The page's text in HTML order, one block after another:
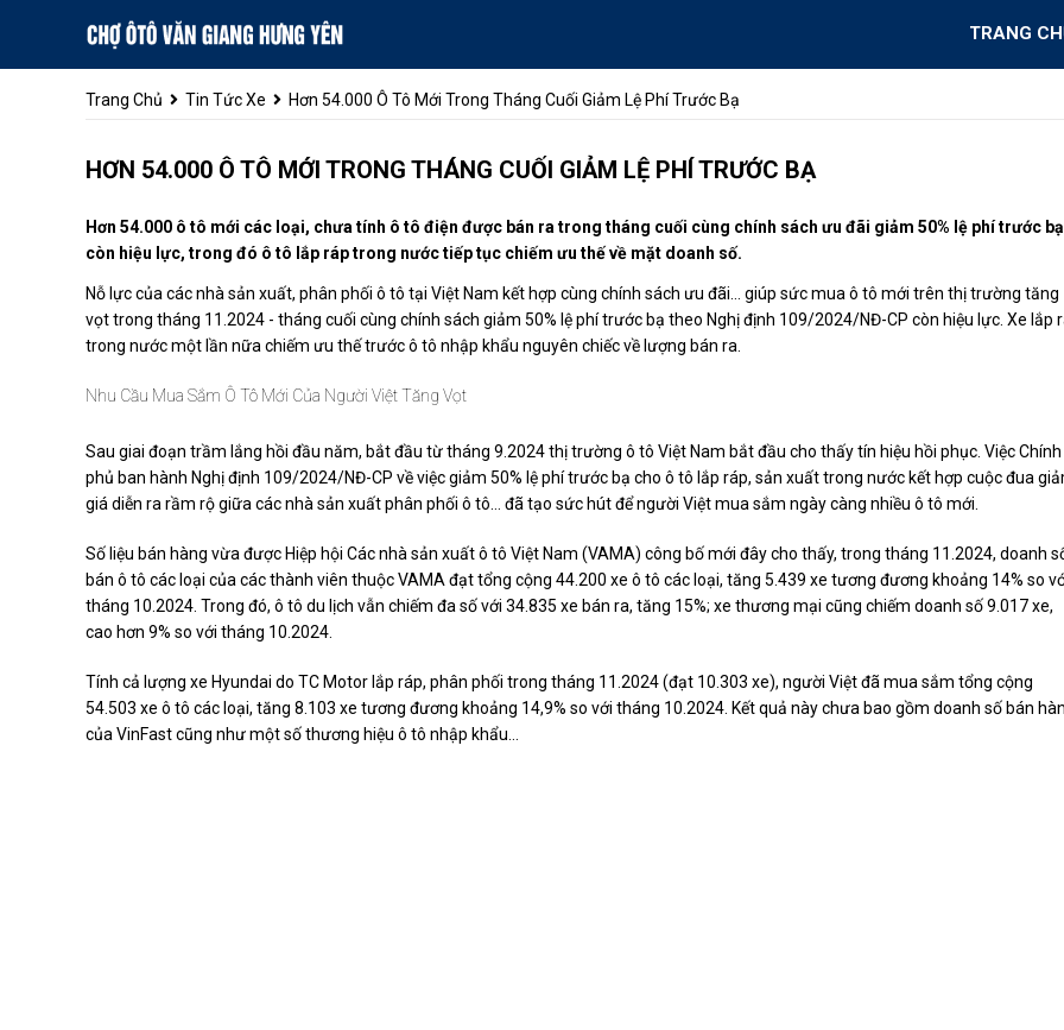
TRANG
Trang Chủ Tin Tức Xe Hơn 54.000 Ô Tô Mới Trong Tháng Cuối Giảm Lệ Phí Trước Bạ
HƠN 54.000 Ô TÔ MỚI TRONG THÁNG CUỐI GIẢM LỆ PHÍ TRƯỚC BẠ
Hơn 54.000 ô tô mới các loại, chưa tính ô tô điện được bán ra trong tháng cuối cùng chính sách ưu đãi giảm 50% lệ phí trước bạ
còn hiệu lực, trong đó ô tô lắp ráp trong nước tiếp tục chiếm ưu thế về mặt doanh số.
Nỗ lực của các nhà sản xuất, phân phối ô tô tại Việt Nam kết hợp cùng chính sách ưu đãi… giúp sức mua ô tô mới trên thị trường tăng
vọt trong tháng 11.2024 - tháng cuối cùng chính sách giảm 50% lệ phí trước bạ theo Nghị định 109/2024/NĐ-CP còn hiệu lực. Xe lắp
trong nước một lần nữa chiếm ưu thế trước ô tô nhập khẩu nguyên chiếc về lượng bán ra.
Nhu Cầu Mua Sắm Ô Tô Mới Của Người Việt Tăng Vọt
Sau giai đoạn trầm lắng hồi đầu năm, bắt đầu từ tháng 9.2024 thị trường ô tô Việt Nam bắt đầu cho thấy tín hiệu hồi phục. Việc Chính
phủ ban hành Nghị định 109/2024/NĐ-CP về việc giảm 50% lệ phí trước bạ cho ô tô lắp ráp, sản xuất trong nước kết hợp cuộc đua
giá diễn ra rầm rộ giữa các nhà sản xuất phân phối ô tô… đã tạo sức hút để người Việt mua sắm ngày càng nhiều ô tô mới.
Số liệu bán hàng vừa được Hiệp hội Các nhà sản xuất ô tô Việt Nam (VAMA) công bố mới đây cho thấy, trong tháng 11.2024, doanh
bán ô tô các loại của các thành viên thuộc VAMA đạt tổng cộng 44.200 xe ô tô các loại, tăng 5.439 xe tương đương khoảng 14% so
tháng 10.2024. Trong đó, ô tô du lịch vẫn chiếm đa số với 34.835 xe bán ra, tăng 15%; xe thương mại cũng chiếm doanh số 9.017 xe,
cao hơn 9% so với tháng 10.2024.
Tính cả lượng xe Hyundai do TC Motor lắp ráp, phân phối trong tháng 11.2024 (đạt 10.303 xe), người Việt đã mua sắm tổng cộng
54.503 xe ô tô các loại, tăng 8.103 xe tương đương khoảng 14,9% so với tháng 10.2024. Kết quả này chưa bao gồm doanh số bán
của VinFast cũng như một số thương hiệu ô tô nhập khẩu…